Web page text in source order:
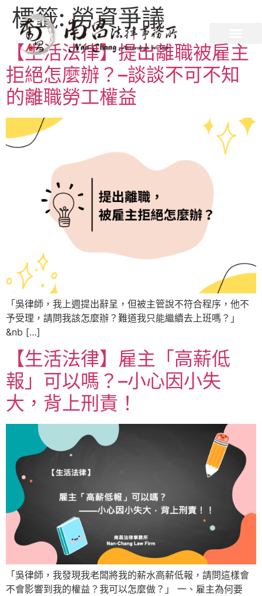
標籤:勞資爭議
【生活法律】提出離職被雇主
拒絕怎麼辦？–談談不可不知
的離職勞工權益
「吳律師，我上週提出辭呈，但被主管說不符合程序，他不
予受理，請問我該怎麼辦？難道我只能繼續去上班嗎？」
&nb […]
【生活法律】雇主「高薪低
報」可以嗎？–小心因小失
大，背上刑責！
「吳律師，我發現我老闆將我的薪水高薪低報，請問這樣會
不會影響到我的權益？我可以怎麼做？」 一、雇主為何要